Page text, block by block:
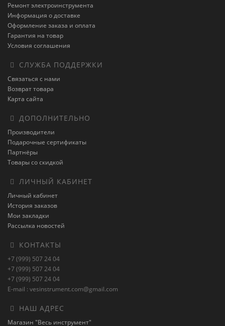
Ремонт электроинструмента
Информация о доставке
Оформление заказа и оплата
Гарантия на товар
Условия соглашения
СЛУЖБА ПОДДЕРЖКИ
Связаться с нами
Возврат товара
Карта сайта
ДОПОЛНИТЕЛЬНО
Производители
Подарочные сертификаты
Партнёры
Товары со скидкой
ЛИЧНЫЙ КАБИНЕТ
Личный кабинет
История заказов
Мои закладки
Рассылка новостей
КОНТАКТЫ
+7 (999) 507 24 04
+7 (999) 507 24 04
+7 (999) 507 24 04
E-mail : vesinstrument.com@gmail.com
НАШ АДРЕС
Магазин "Весь инструмент"